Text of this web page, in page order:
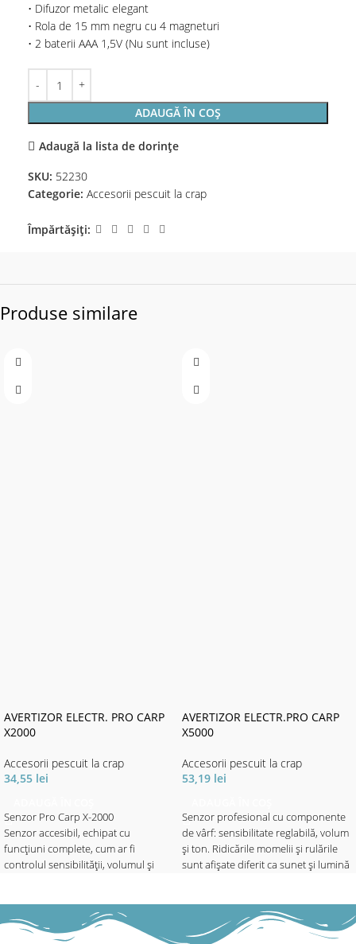
• Difuzor metalic elegant
• Rola de 15 mm negru cu 4 magneturi
• 2 baterii AAA 1,5V (Nu sunt incluse)
ADAUGĂ ÎN COȘ
Adaugă la lista de dorințe
SKU: 52230
Categorie: Accesorii pescuit la crap
Împărtășiți:
Produse similare
AVERTIZOR ELECTR. PRO CARP
X2000
Accesorii pescuit la crap
34,55 lei
Senzor Pro Carp X-2000
Senzor accesibil, echipat cu
funcțiuni complete, cum ar fi
controlul sensibilității, volumul și
noapte reglabilă (integrată la buton)
și electronică complet protejată-
AVERTIZOR ELECTR.PRO CARP
X5000
Accesorii pescuit la crap
53,19 lei
Senzor profesional cu componente
de vârf: sensibilitate reglabilă, volum
și ton. Ridicările momelii și rulările
sunt afișate diferit ca sunet și lumină
Cu funcție de lumină de noapte
reglabilă (integrată la buton) și